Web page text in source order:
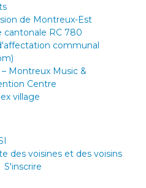
à son compte
une
en ligne, annoncer
annuels
publics ou
disponibilités
créez ou
de Montreux-Est
cantonale RC 780
communal
– Montreux Music &
Centre
village
des voisines et des voisins
S'inscrire